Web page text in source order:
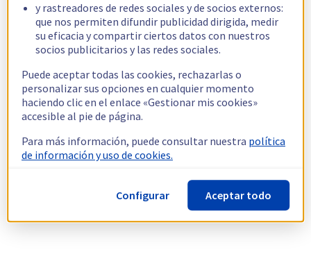
y rastreadores de redes sociales y de socios externos:
que nos permiten difundir publicidad dirigida, medir
su eficacia y compartir ciertos datos con nuestros
socios publicitarios y las redes sociales.
Puede aceptar todas las cookies, rechazarlas o
personalizar sus opciones en cualquier momento
haciendo clic en el enlace «Gestionar mis cookies»
accesible al pie de página.
Para más información, puede consultar nuestra política
de información y uso de cookies.
Configurar Aceptar todo